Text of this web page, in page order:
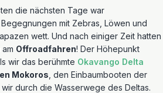
die nächsten Tage war
mit Zebras, Löwen und
wett. Und nach einiger Zeit hatten
Offroadfahren! Der Höhepunkt
wir das berühmte Okavango Delta
Mokoros , den Einbaumbooten der
durch die Wasserwege des Deltas.